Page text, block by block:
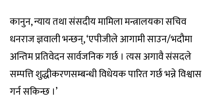
कानुन, न्याय तथा संसदीय मामिला मन्त्रालयका सचिव
धनराज ज्ञवाली भन्छन्, ‘एपीजीले आगामी साउन/भदौमा
अन्तिम प्रतिवेदन सार्वजनिक गर्छ । त्यस अगावै संसदले
सम्पत्ति शुद्धीकरणसम्बन्धी विधेयक पारित गर्छ भन्ने विश्वास
गर्न सकिन्छ ।’